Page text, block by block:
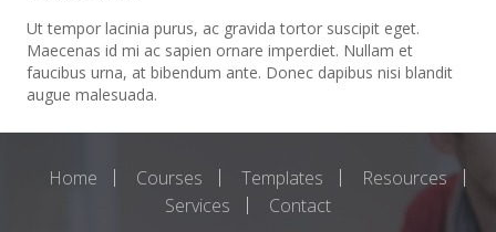
Ut tempor lacinia purus, ac gravida tortor suscipit eget.
Maecenas id mi ac sapien ornare imperdiet. Nullam et
faucibus urna, at bibendum ante. Donec dapibus nisi blandit
augue malesuada.
Home Courses Templates
Resources
Services
Contact